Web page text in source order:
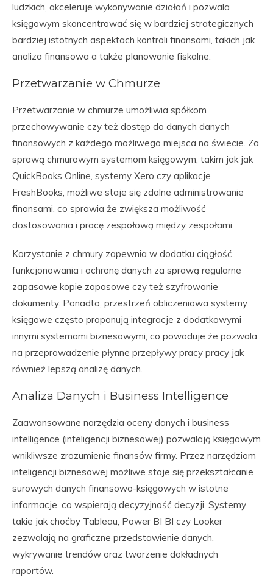
ludzkich, akceleruje wykonywanie działań i pozwala
księgowym skoncentrować się w bardziej strategicznych
bardziej istotnych aspektach kontroli finansami, takich jak
analiza finansowa a także planowanie fiskalne.
Przetwarzanie w Chmurze
Przetwarzanie w chmurze umożliwia spółkom
przechowywanie czy też dostęp do danych danych
finansowych z każdego możliwego miejsca na świecie. Za
sprawą chmurowym systemom księgowym, takim jak jak
QuickBooks Online, systemy Xero czy aplikacje
FreshBooks, możliwe staje się zdalne administrowanie
finansami, co sprawia że zwiększa możliwość
dostosowania i pracę zespołową między zespołami.
Korzystanie z chmury zapewnia w dodatku ciągłość
funkcjonowania i ochronę danych za sprawą regularne
zapasowe kopie zapasowe czy też szyfrowanie
dokumenty. Ponadto, przestrzeń obliczeniowa systemy
księgowe często proponują integracje z dodatkowymi
innymi systemami biznesowymi, co powoduje że pozwala
na przeprowadzenie płynne przepływy pracy pracy jak
również lepszą analizę danych.
Analiza Danych i Business Intelligence
Zaawansowane narzędzia oceny danych i business
intelligence (inteligencji biznesowej) pozwalają księgowym
wnikliwsze zrozumienie finansów firmy. Przez narzędziom
inteligencji biznesowej możliwe staje się przekształcanie
surowych danych finansowo-księgowych w istotne
informacje, co wspierają decyzyjność decyzji. Systemy
takie jak choćby Tableau, Power BI BI czy Looker
zezwalają na graficzne przedstawienie danych,
wykrywanie trendów oraz tworzenie dokładnych
raportów.